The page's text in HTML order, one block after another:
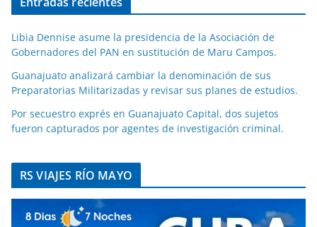
Libia Dennise asume la presidencia de la Asociación de
Gobernadores del PAN en sustitución de Maru Campos.
Guanajuato analizará cambiar la denominación de sus
Preparatorias Militarizadas y revisar sus planes de estudios.
Por secuestro exprés en Guanajuato Capital, dos sujetos
fueron capturados por agentes de investigación criminal.
RS VIAJES RÍO MAYO